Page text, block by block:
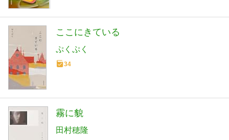
ここにきている
ぷくぷく
34
霧に貌
田村穂隆